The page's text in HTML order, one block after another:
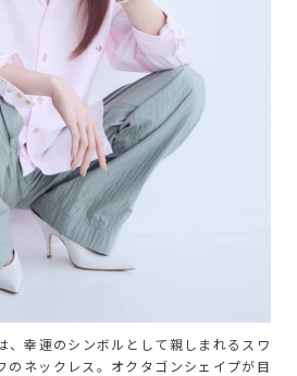
、幸運のシンボルとして親しまれるスワ
のネックレス。オクタゴンシェイプが目